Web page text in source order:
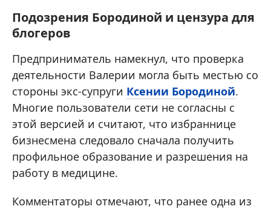
Подозрения Бородиной и цензура для
блогеров
Предприниматель намекнул, что проверка
деятельности Валерии могла быть местью со
стороны экс-супруги Ксении Бородиной.
Многие пользователи сети не согласны с
этой версией и считают, что избраннице
бизнесмена следовало сначала получить
профильное образование и разрешения на
работу в медицине.
Комментаторы отмечают, что ранее одна из